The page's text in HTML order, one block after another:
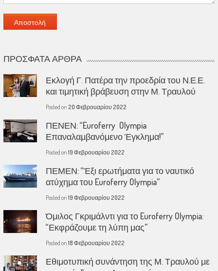
ΠΡΌΣΦΑΤΑ ΆΡΘΡΑ
Εκλογή Γ. Πατέρα την προεδρία του Ν.Ε.Ε.
και τιμητική βράβευση στην Μ. Τραυλού
Posted on 20 Φεβρουαρίου 2022
ΠΕΝΕΝ: “Euroferry Olympia
Επαναλαμβανόμενο Έγκλημα!”
Posted on 19 Φεβρουαρίου 2022
ΠΕΜΕΝ: “Έξι ερωτήματα για το ναυτικό
ατύχημα του Euroferry Olympia”
Posted on 19 Φεβρουαρίου 2022
Όμιλος Γκριμάλντι για το Euroferry Olympia:
“Εκφράζουμε τη λύπη μας”
Posted on 18 Φεβρουαρίου 2022
Εθιμοτυπική συνάντηση της Μ. Τραυλού με